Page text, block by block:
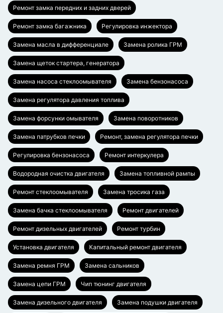
Ремонт замка передних и задних дверей
Ремонт замка багажника Регулировка инжектора
Замена масла в дифференциале Замена ролика ГРМ
Замена щеток стартера, генератора
Замена насоса стеклоомывателя Замена бензонасоса
Замена регулятора давления топлива
Замена форсунки омывателя Замена поворотников
Замена патрубков печки Ремонт, замена регулятора печки
Регулировка бензонасоса Ремонт интеркулера
Водородная очистка двигателя Замена топливной рампы
Ремонт стеклоомывателя Замена тросика газа
Замена бачка стеклоомывателя Ремонт двигателей
Ремонт дизельных двигателей Ремонт турбин
Установка двигателя Капитальный ремонт двигателя
Замена ремня ГРМ Замена сальников
Замена цепи ГРМ Чип тюнинг двигателя
Замена дизельного двигателя Замена подушки двигателя